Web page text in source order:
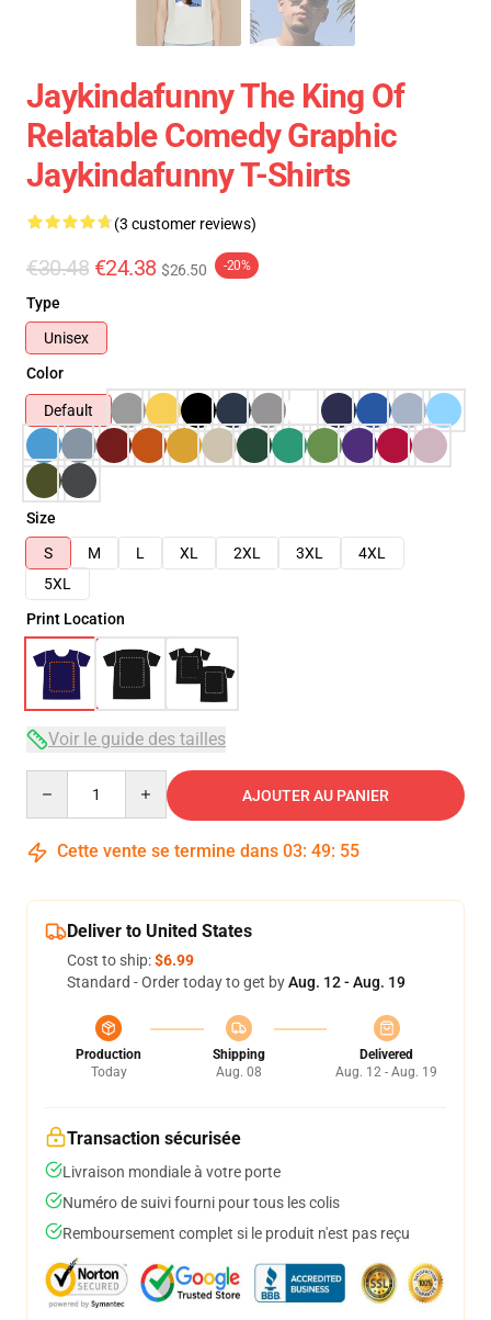
Jaykindafunny The King Of
Relatable Comedy Graphic
Jaykindafunny T-Shirts
(3 customer reviews)
€30.48 €24.38 $26.50 -20%
Type
Unisex
Color
Default
Size
S
M L XL 2XL 3XL
4XL
5XL
Print Location
Voir le guide des tailles
AJOUTER AU PANIER
Cette vente se termine dans 03: 49: 54
Deliver to United States
Cost to ship:$6.99
Standard - Order today to get byAug. 12 - Aug. 19
Production
Today
Shipping
Aug. 08
Delivered
Aug. 12 - Aug. 19
Transaction sécurisée
Livraison mondiale à votre porte
Numéro de suivi fourni pour tous les colis
Remboursement complet si le produit n'est pas reçu